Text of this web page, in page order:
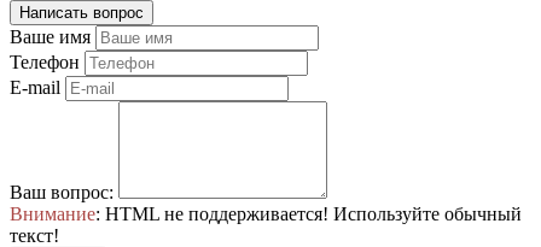
Написать вопрос
Ваше имя
Телефон
E-mail
Ваш вопрос:
Внимание: HTML не поддерживается! Используйте обычный
текст!